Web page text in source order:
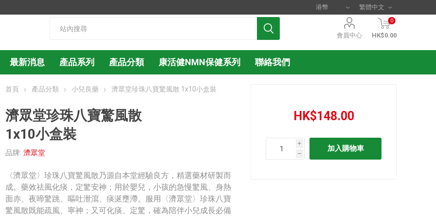
會員中心
0
HK$0.00
最新消息 產品系列 產品分類 康活健NMN保健系列 聯絡我們
首頁 產品分類 小兒良藥 濟眾堂珍珠八寶驚風散 1x10小盒裝
濟眾堂珍珠八寶驚風散
1x10小盒裝
品牌: 濟眾堂
〈濟眾堂〉珍珠八寶驚風散乃源自本堂經驗良方，精選藥材研製而
成。藥效祛風化痰，定驚安神；用於嬰兒，小孩的急慢驚風、身熱
面赤、夜啼驚跳、嘔吐泄瀉、痰涎壅滯。服用〈濟眾堂〉珍珠八寶
驚風散既能疏風、寧神；又可化痰、定驚，確為陪伴小兒成長必備
HK$148.00
i
h